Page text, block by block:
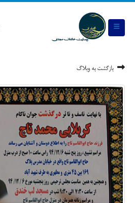
بازگشت به وبلاگ